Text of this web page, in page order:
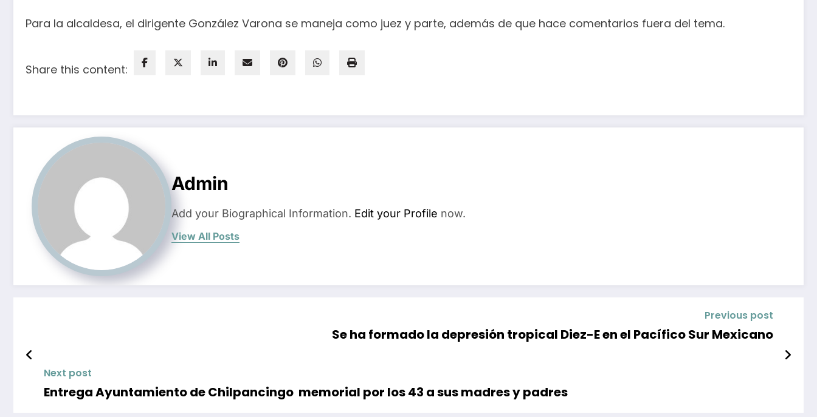
Para la alcaldesa, el dirigente González Varona se maneja como juez y parte, además de que hace comentarios fuera del tema.
Share this content:
Admin
Add your Biographical Information. Edit your Profile now.
View All Posts
Previous post
Se ha formado la depresión tropical Diez-E en el Pacífico Sur Mexicano
Next post
Entrega Ayuntamiento de Chilpancingo memorial por los 43 a sus madres y padres